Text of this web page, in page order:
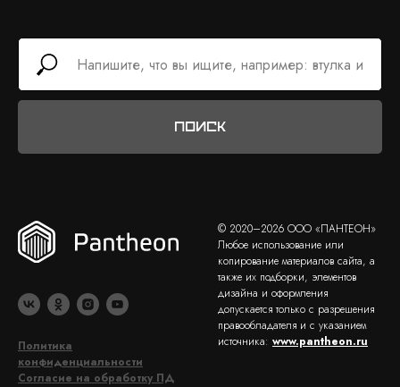
Поиск
Политика
конфиденциальности
Согласие на обработку ПД
© 2020–2026 ООО «ПАНТЕОН»
Любое использование или
копирование материалов сайта, а
также их подборки, элементов
дизайна и оформления
допускается только с разрешения
правообладателя и с указанием
источника: www.pantheon.ru